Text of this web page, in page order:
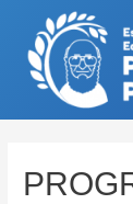
conteúdo